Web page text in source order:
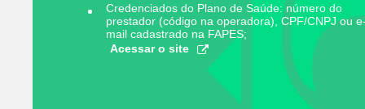
Credenciados do Plano de Saúde: número do
prestador (código na operadora), CPF/CNPJ ou
mail cadastrado na FAPES;
Acessar o site